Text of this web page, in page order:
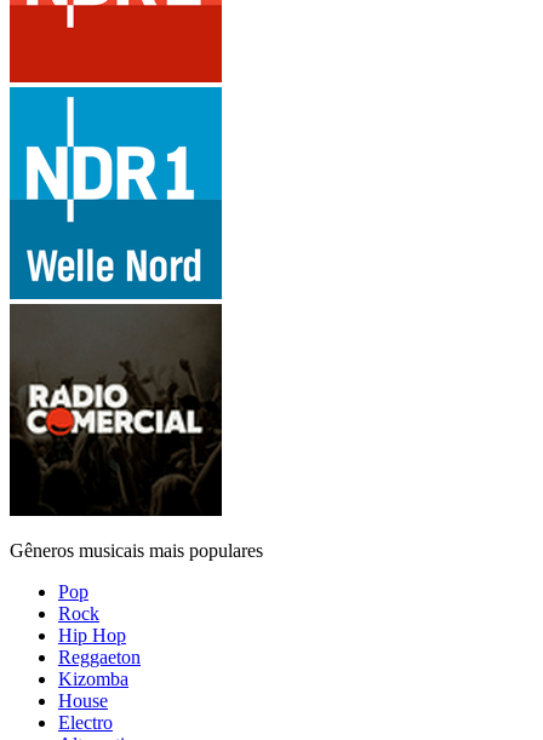
Gêneros musicais mais populares
Pop
Rock
Hip Hop
Reggaeton
Kizomba
House
Electro